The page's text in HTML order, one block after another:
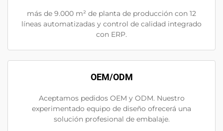
más de 9.000 m² de planta de producción con 12
líneas automatizadas y control de calidad integrado
con ERP.
OEM/ODM
Aceptamos pedidos OEM y ODM. Nuestro
experimentado equipo de diseño ofrecerá una
solución profesional de embalaje.